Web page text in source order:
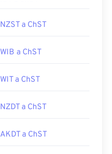
NZST a ChST
WIB a ChST
WIT a ChST
NZDT a ChST
AKDT a ChST